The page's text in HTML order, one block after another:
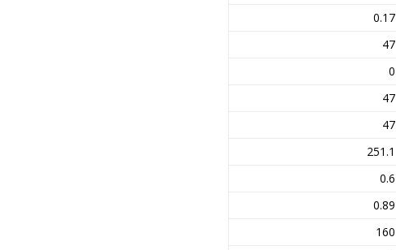
0.17
47
0
47
47
251.1
0.6
0.89
160